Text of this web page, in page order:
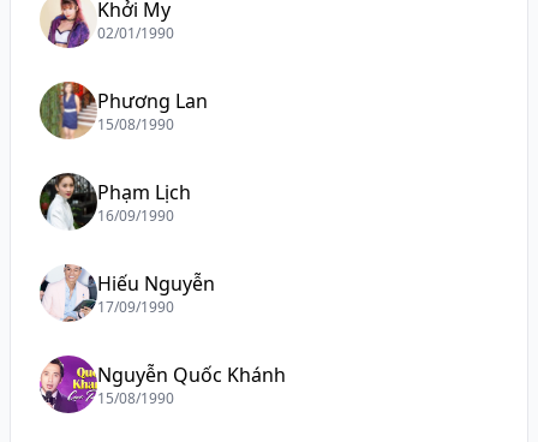
Khởi My
02/01/1990
Phương Lan
15/08/1990
Phạm Lịch
16/09/1990
Hiếu Nguyễn
17/09/1990
Nguyễn Quốc Khánh
15/08/1990